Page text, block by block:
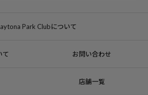
Park Clubについて
て お問い合わせ
店舗一覧